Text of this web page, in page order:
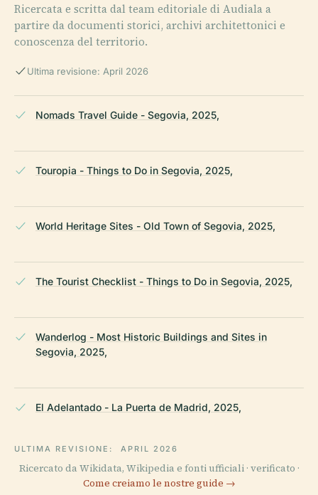
Ricercata e scritta dal team editoriale di Audiala a
partire da documenti storici, archivi architettonici e
conoscenza del territorio.
Ultima revisione: April 2026
Nomads Travel Guide - Segovia, 2025,
Touropia - Things to Do in Segovia, 2025,
World Heritage Sites - Old Town of Segovia, 2025,
The Tourist Checklist - Things to Do in Segovia, 2025,
Wanderlog - Most Historic Buildings and Sites in
Segovia, 2025,
El Adelantado - La Puerta de Madrid, 2025,
ULTIMA REVISIONE: APRIL 2026
Ricercato da Wikidata, Wikipedia e fonti ufficiali · verificato ·
Come creiamo le nostre guide →